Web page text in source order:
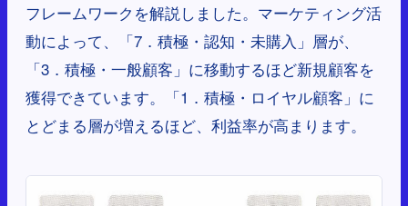
フレームワークを解説しました。マーケティング活
動によって、「7．積極・認知・未購入」層が、
「3．積極・一般顧客」に移動するほど新規顧客を
獲得できています。「1．積極・ロイヤル顧客」に
とどまる層が増えるほど、利益率が高まります。